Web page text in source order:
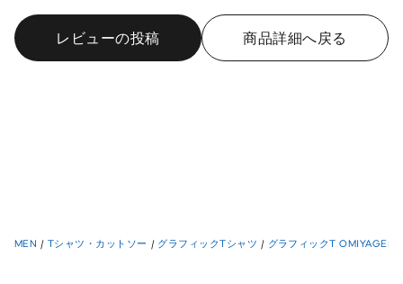
レビューの投稿 商品詳細へ戻る
MEN / Tシャツ・カットソー / グラフィックTシャツ / グラフィックT